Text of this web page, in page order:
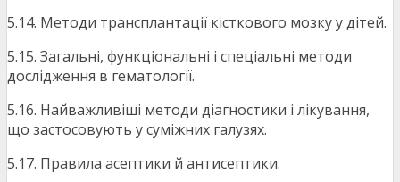
5.14. Методи трансплантації кісткового мозку у дітей.
5.15. Загальні, функціональні і спеціальні методи
дослідження в гематології.
5.16. Найважливіші методи діагностики і лікування,
що застосовують у суміжних галузях.
5.17. Правила асептики й антисептики.